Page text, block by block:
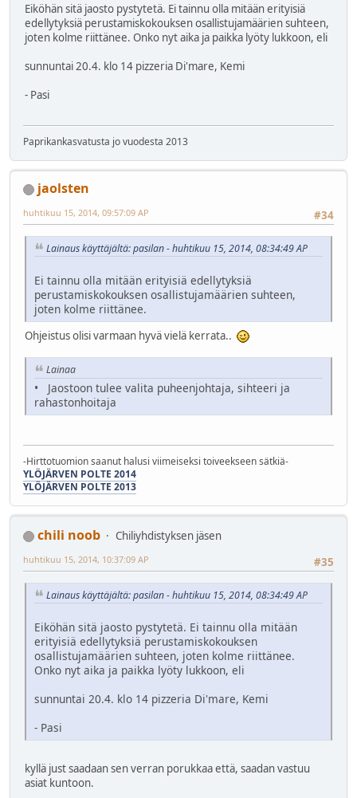
Eiköhän sitä jaosto pystytetä. Ei tainnu olla mitään erityisiä
edellytyksiä perustamiskokouksen osallistujamäärien suhteen,
joten kolme riittänee. Onko nyt aika ja paikka lyöty lukkoon, eli
sunnuntai 20.4. klo 14 pizzeria Di'mare, Kemi
- Pasi
Paprikankasvatusta jo vuodesta 2013
jaolsten
#34
huhtikuu 15, 2014, 09:57:09 AP
Lainaus käyttäjältä: pasilan - huhtikuu 15, 2014, 08:34:49 AP
Ei tainnu olla mitään erityisiä edellytyksiä
perustamiskokouksen osallistujamäärien suhteen,
joten kolme riittänee.
Ohjeistus olisi varmaan hyvä vielä kerrata..
Lainaa
• Jaostoon tulee valita puheenjohtaja, sihteeri ja
rahastonhoitaja
-Hirttotuomion saanut halusi viimeiseksi toiveekseen sätkiä-
YLÖJÄRVEN POLTE 2014
YLÖJÄRVEN POLTE 2013
chili noob
Chiliyhdistyksen jäsen
#35
huhtikuu 15, 2014, 10:37:09 AP
Lainaus käyttäjältä: pasilan - huhtikuu 15, 2014, 08:34:49 AP
Eiköhän sitä jaosto pystytetä. Ei tainnu olla mitään
erityisiä edellytyksiä perustamiskokouksen
osallistujamäärien suhteen, joten kolme riittänee.
Onko nyt aika ja paikka lyöty lukkoon, eli
sunnuntai 20.4. klo 14 pizzeria Di'mare, Kemi
- Pasi
kyllä just saadaan sen verran porukkaa että, saadan vastuu
asiat kuntoon.